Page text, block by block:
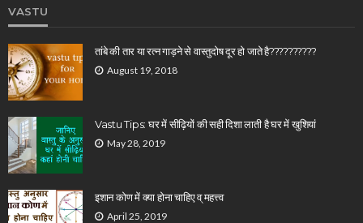
VASTU
तांबे की तार या रत्न गाड़ने से वास्तुदोष दूर हो जाते है??????????
August 19, 2018
Vastu Tips: घर में सीढ़ियों की सही दिशा लाती है घर में खुशियां
May 28, 2019
इशान कोण में क्या होना चाहिए व् महत्त्व
April 25, 2019